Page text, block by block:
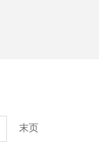
末页